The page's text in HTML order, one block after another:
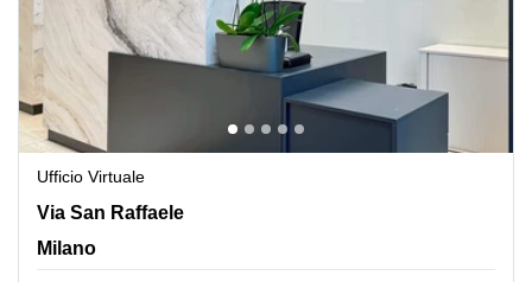
Ufficio Virtuale
Via San Raffaele 1,Zona Duomo, Milano
Via San Raffaele
Milano